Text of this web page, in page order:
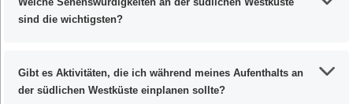
sind die wichtigsten?
Gibt es Aktivitäten, die ich während meines Aufenthalts an
der südlichen Westküste einplanen sollte?